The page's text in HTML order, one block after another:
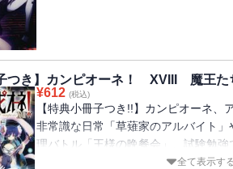
つき】カンピオーネ！ XVIII 魔王た
¥612 (税込)
【特典小冊子つき!!】カンピオーネ
非常識な日常「草薙家のアルバイト
理バトル「王様の晩餐会」、試験勉
いた「カンピオーネと勉強会」に加え
全て表示す